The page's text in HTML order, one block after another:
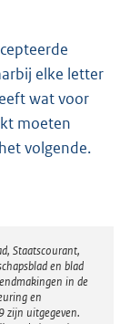
elke letter
wat voor
moeten
volgende.
Staatscourant,
en blad
in de
en
zijn uitgegeven.